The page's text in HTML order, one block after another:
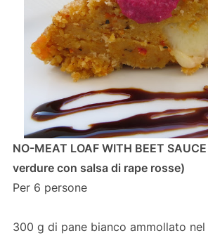
NO-MEAT LOAF WITH BEET
verdure con salsa di rape rosse)
Per 6 persone
300 g di pane bianco ammollato